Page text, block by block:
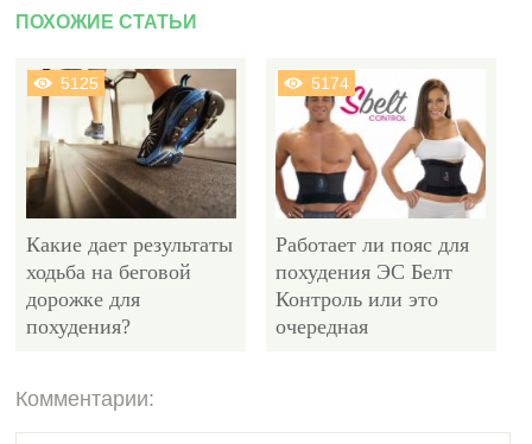
ПОХОЖИЕ СТАТЬИ
5125
Какие дает результаты
ходьба на беговой
дорожке для
похудения?
5174
Работает ли пояс для
похудения ЭС Белт
Контроль или это
очередная
10537
Комментарии: